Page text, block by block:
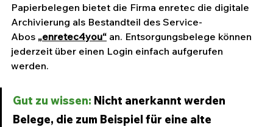
Papierbelegen bietet die Firma enretec die digitale
Archivierung als Bestandteil des Service-
Abos „enretec4you“ an. Entsorgungsbelege können
jederzeit über einen Login einfach aufgerufen
werden.
Gut zu wissen: Nicht anerkannt werden
Belege, die zum Beispiel für eine alte